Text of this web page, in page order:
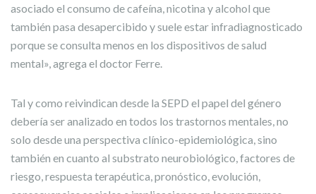
asociado el consumo de cafeína, nicotina y alcohol que
también pasa desapercibido y suele estar infradiagnosticado
porque se consulta menos en los dispositivos de salud
mental», agrega el doctor Ferre.
Tal y como reivindican desde la SEPD el papel del género
debería ser analizado en todos los trastornos mentales, no
solo desde una perspectiva clínico-epidemiológica, sino
también en cuanto al substrato neurobiológico, factores de
riesgo, respuesta terapéutica, pronóstico, evolución,